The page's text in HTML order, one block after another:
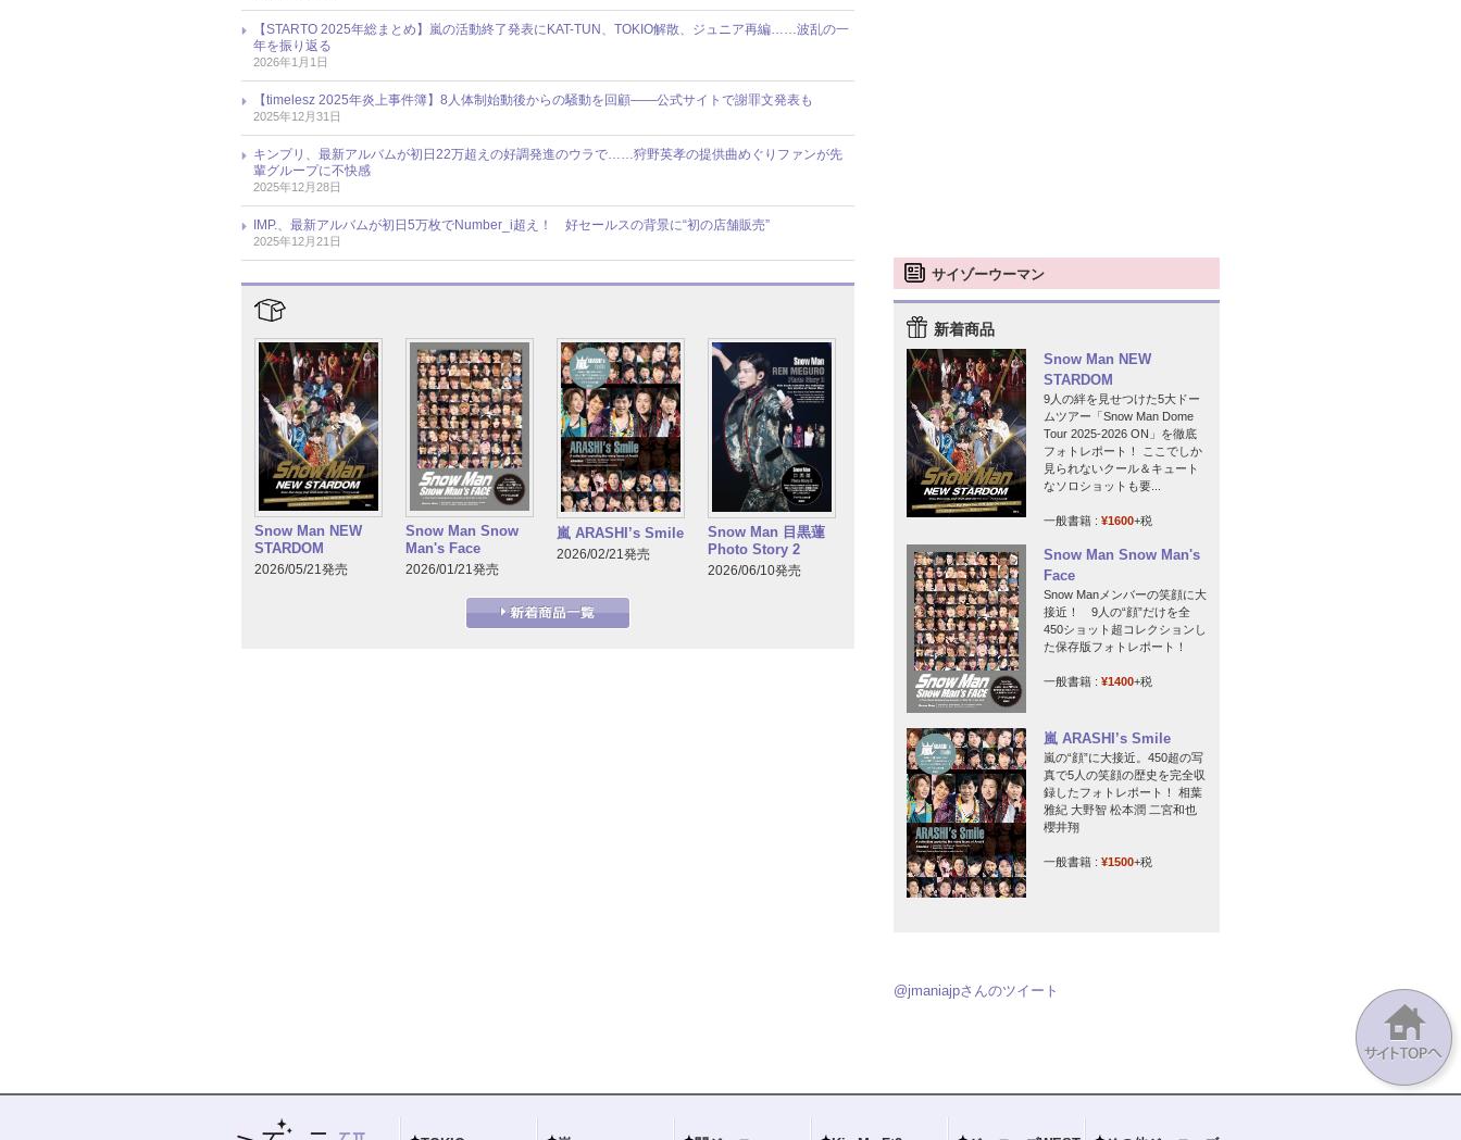
【STARTO 2025年総まとめ】嵐の活動終了発表にKAT-TUN、TOKIO解散、ジュニア再編……波乱の一
年を振り返る
2026年1月1日
【timelesz 2025年炎上事件簿】8人体制始動後からの騒動を回顧――公式サイトで謝罪文発表も
2025年12月31日
キンプリ、最新アルバムが初日22万超えの好調発進のウラで……狩野英孝の提供曲めぐりファンが先
輩グループに不快感
2025年12月28日
IMP.、最新アルバムが初日5万枚でNumber_i超え！ 好セールスの背景に“初の店舗販売”
2025年12月21日
Snow Man NEW
STARDOM
2026/05/21発売
Snow Man Snow
Man's Face
2026/01/21発売
嵐 ARASHI’s Smile
2026/02/21発売
Snow Man 目黒蓮
Photo Story 2
2026/06/10発売
サイゾーウーマン
新着商品
Snow Man NEW
STARDOM
9人の絆を見せつけた5大ドー
ムツアー「Snow Man Dome
Tour 2025-2026 ON」を徹底
フォトレポート！ ここでしか
見られないクール＆キュート
なソロショットも要...
一般書籍 : ¥1600+税
Snow Man Snow Man's
Face
Snow Manメンバーの笑顔に大
接近！ 9人の“顔”だけを全
450ショット超コレクションし
た保存版フォトレポート！
一般書籍 : ¥1400+税
嵐 ARASHI’s Smile
嵐の“顔”に大接近。450超の写
真で5人の笑顔の歴史を完全収
録したフォトレポート！ 相葉
雅紀 大野智 松本潤 二宮和也
櫻井翔
一般書籍 : ¥1500+税
@jmaniajpさんのツイート